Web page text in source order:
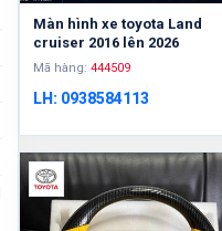
Màn hình xe toyota Land
cruiser 2016 lên 2026
Mã hàng:444509
LH: 0938584113